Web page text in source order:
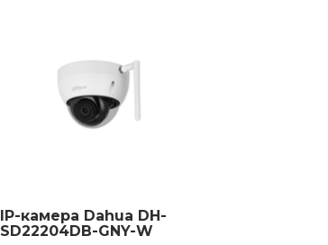
IP-камера Dahua DH-
SD22204DB-GNY-W